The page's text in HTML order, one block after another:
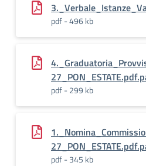
pdf - 496 kb
pdf - 299 kb
pdf - 345 kb